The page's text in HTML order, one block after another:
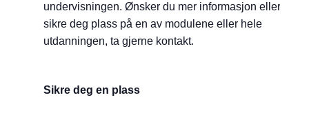
undervisningen. Ønsker du mer informasjon eller vil
sikre deg plass på en av modulene eller hele
utdanningen, ta gjerne kontakt.
Sikre deg en plass